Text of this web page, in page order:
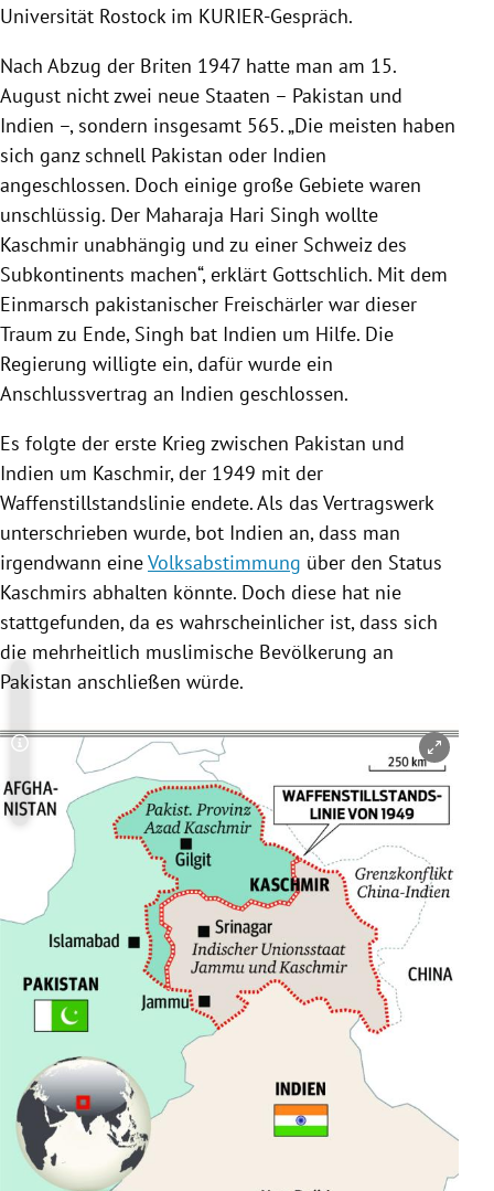
Universität Rostock im KURIER-Gespräch.
Nach Abzug der Briten 1947 hatte man am 15.
August nicht zwei neue Staaten – Pakistan und
Indien –, sondern insgesamt 565. „Die meisten haben
sich ganz schnell Pakistan oder Indien
angeschlossen. Doch einige große Gebiete waren
unschlüssig. Der Maharaja Hari Singh wollte
Kaschmir unabhängig und zu einer Schweizdes
Subkontinents machen“, erklärt Gottschlich. Mit dem
Einmarsch pakistanischer Freischärler war dieser
Traum zu Ende, Singh bat Indien um Hilfe. Die
Regierung willigte ein, dafür wurde ein
Anschlussvertrag an Indien geschlossen.
Es folgte der erste Krieg zwischen Pakistan und
Indien um Kaschmir, der 1949 mit der
Waffenstillstandslinie endete. Als das Vertragswerk
unterschrieben wurde, bot Indien an, dass man
irgendwann eineVolksabstimmung über den Status
Kaschmirs abhalten könnte. Doch diese hat nie
stattgefunden, da es wahrscheinlicher ist, dass sich
die mehrheitlich muslimische Bevölkerung an
Pakistan anschließen würde.
Copyright-Hinweis öffnen/schließen